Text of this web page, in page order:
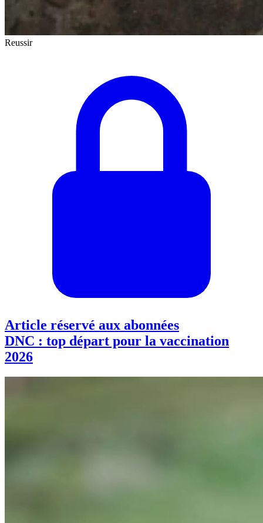
Reussir
Article réservé aux abonnées
DNC : top départ pour la vaccination
2026